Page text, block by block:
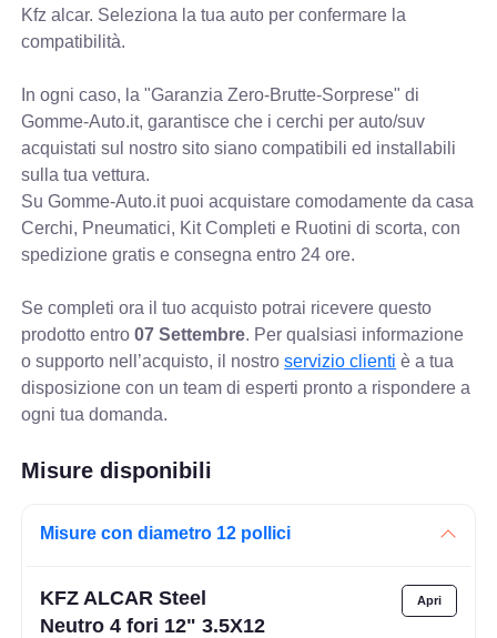
Kfz alcar. Seleziona la tua auto per confermare la
compatibilità.
In ogni caso, la "Garanzia Zero-Brutte-Sorprese" di
Gomme-Auto.it, garantisce che i cerchi per auto/suv
acquistati sul nostro sito siano compatibili ed installabili
sulla tua vettura.
Su Gomme-Auto.it puoi acquistare comodamente da casa
Cerchi, Pneumatici, Kit Completi e Ruotini di scorta, con
spedizione gratis e consegna entro 24 ore.
Se completi ora il tuo acquisto potrai ricevere questo
prodotto entro07 Settembre. Per qualsiasi informazione
o supporto nell’acquisto, il nostroservizio clienti è a tua
disposizione con un team di esperti pronto a rispondere a
ogni tua domanda.
Misure disponibili
Misure con diametro 12 pollici
KFZ ALCAR Steel
Neutro 4 fori 12" 3.5X12